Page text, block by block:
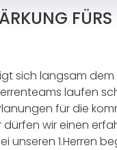
sich langsam dem
laufen
für die
dürfen wir einen
unseren 1.Herren